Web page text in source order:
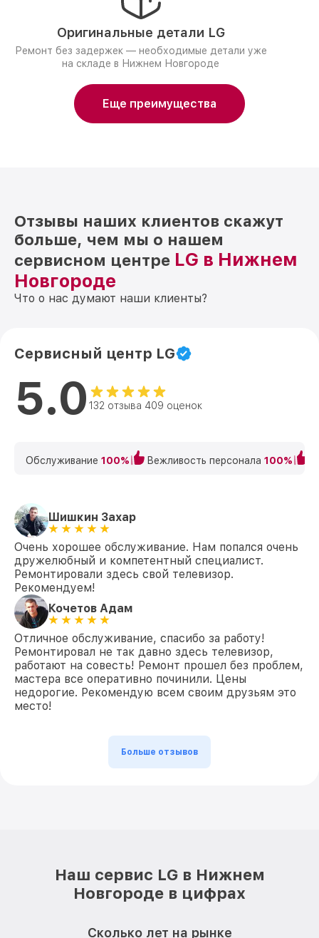
Оригинальные детали LG
Ремонт без задержек — необходимые детали уже
на складе в Нижнем Новгороде
Еще преимущества
Отзывы наших клиентов скажут
больше, чем мы о нашем
сервисном центре LG в Нижнем
Новгороде
Что о нас думают наши клиенты?
Сервисный центр LG
5.0 132 отзыва 409 оценок
Обслуживание 100% Вежливость персонала 100%
Шишкин Захар
Очень хорошее обслуживание. Нам попался очень
дружелюбный и компетентный специалист.
Ремонтировали здесь свой телевизор.
Рекомендуем!
Кочетов Адам
Отличное обслуживание, спасибо за работу!
Ремонтировал не так давно здесь телевизор,
работают на совесть! Ремонт прошел без проблем,
мастера все оперативно починили. Цены
недорогие. Рекомендую всем своим друзьям это
место!
Больше отзывов
Наш сервис LG в Нижнем
Новгороде в цифрах
Сколько лет на рынке